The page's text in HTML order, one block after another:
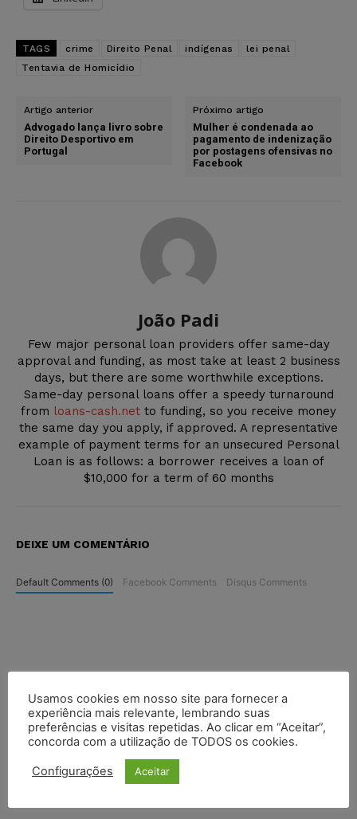
TAGS crime Direito Penal indígenas
lei penal
Tentavia de Homicídio
Artigo anterior
Advogado lança livro sobre
Direito Desportivo em
Portugal
Próximo artigo
Mulher é condenada ao
pagamento de indenização
por postagens ofensivas no
Facebook
João Padi
Few major personal loan providers offer same-day
approval and funding, as most take at least 2 business
days, but there are some worthwhile exceptions.
Same-day personal loans offer a speedy turnaround
from loans-cash.net to funding, so you receive money
the same day you apply, if approved. A representative
example of payment terms for an unsecured Personal
Loan is as follows: a borrower receives a loan of
$10,000 for a term of 60 months
DEIXE UM COMENTÁRIO
Default Comments (0) Facebook Comments Disqus Comments
Usamos cookies em nosso site para fornecer a
experiência mais relevante, lembrando suas
preferências e visitas repetidas. Ao clicar em “Aceitar”,
concorda com a utilização de TODOS os cookies.
Configurações Aceitar